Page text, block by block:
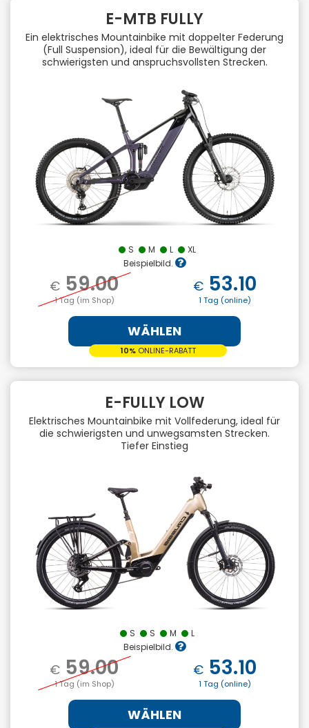
E-MTB FULLY
Ein elektrisches Mountainbike mit doppelter Federung
(Full Suspension), ideal für die Bewältigung der
schwierigsten und anspruchsvollsten Strecken.
S M L
XL
Beispielbild.
€ 59.00
1 Tag (im Shop)
€ 53.10
1 Tag (online)
WÄHLEN
10%ONLINE-RABATT
E-FULLY LOW
Elektrisches Mountainbike mit Vollfederung, ideal für
die schwierigsten und unwegsamsten Strecken.
Tiefer Einstieg
S S M
L
Beispielbild.
€ 59.00
1 Tag (im Shop)
€ 53.10
1 Tag (online)
WÄHLEN